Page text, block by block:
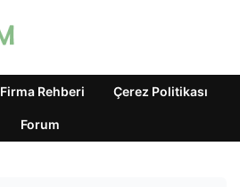
Firma Rehberi Çerez Politikası
Forum